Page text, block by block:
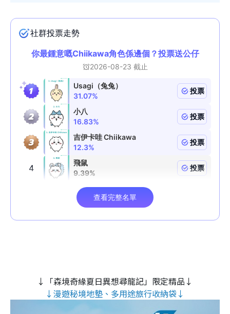
↓「森境奇緣夏日異想尋龍記」限定精品↓
↓漫遊秘境地墊、多用途旅行收納袋↓